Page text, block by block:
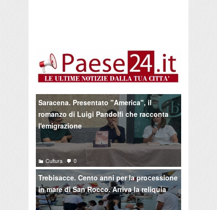
Saracena. Presentato "America", il
romanzo di Luigi Pandolfi che racconta
l'emigrazione
Cultura 0
Trebisacce. Cento anni per la processione
in mare di San Rocco. Arriva la reliquia